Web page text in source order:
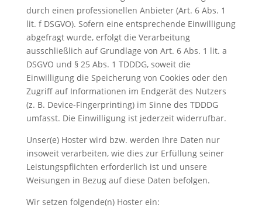
durch einen professionellen Anbieter (Art. 6 Abs. 1
lit. f DSGVO). Sofern eine entsprechende Einwilligung
abgefragt wurde, erfolgt die Verarbeitung
ausschließlich auf Grundlage von Art. 6 Abs. 1 lit. a
DSGVO und § 25 Abs. 1 TDDDG, soweit die
Einwilligung die Speicherung von Cookies oder den
Zugriff auf Informationen im Endgerät des Nutzers
(z. B. Device-Fingerprinting) im Sinne des TDDDG
umfasst. Die Einwilligung ist jederzeit widerrufbar.
Unser(e) Hoster wird bzw. werden Ihre Daten nur
insoweit verarbeiten, wie dies zur Erfüllung seiner
Leistungspflichten erforderlich ist und unsere
Weisungen in Bezug auf diese Daten befolgen.
Wir setzen folgende(n) Hoster ein: